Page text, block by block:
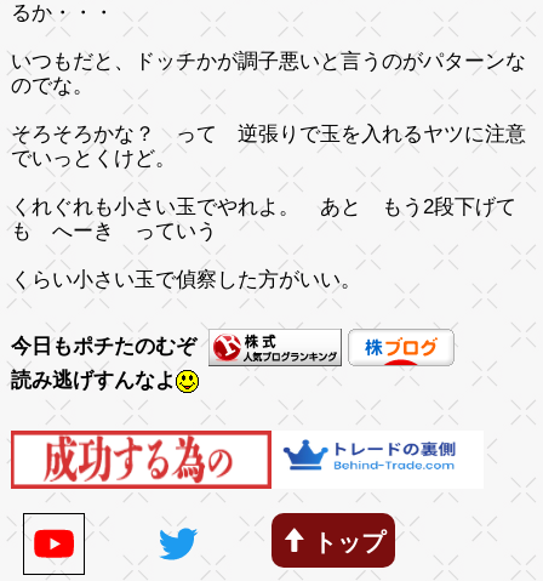
るか・・・
いつもだと、ドッチかが調子悪いと言うのがパターンな
のでな。
そろそろかな？ って 逆張りで玉を入れるヤツに注意
でいっとくけど。
くれぐれも小さい玉でやれよ。 あと もう2段下げて
も へーき っていう
くらい小さい玉で偵察した方がいい。
今日もポチたのむぞ
読み逃げすんなよ
トップ